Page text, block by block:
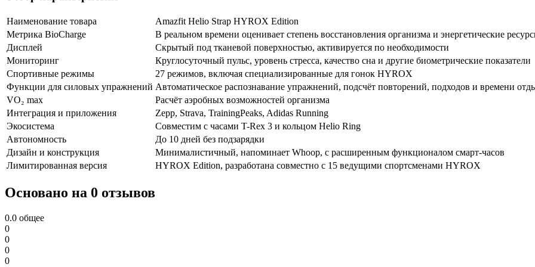
Наименование товара
Amazfit Helio Strap HYROX Edition
Метрика BioCharge
В реальном времени оценивает степень восстановления организма и энергетические
Дисплей
Скрытый под тканевой поверхностью, активируется по необходимости
Мониторинг
Круглосуточный пульс, уровень стресса, качество сна и другие биометрические показатели
Спортивные режимы
27 режимов, включая специализированные для гонок HYROX
Функции для силовых упражнений Автоматическое распознавание упражнений, подсчёт повторений, подходов и времени
VO₂ max
Расчёт аэробных возможностей организма
Интеграция и приложения
Zepp, Strava, TrainingPeaks, Adidas Running
Экосистема
Совместим с часами T-Rex 3 и кольцом Helio Ring
Автономность
До 10 дней без подзарядки
Дизайн и конструкция
Минималистичный, напоминает Whoop, с расширенным функционалом смарт-часов
Лимитированная версия
HYROX Edition, разработана совместно с 15 ведущими спортсменами HYROX
Основано на 0 отзывов
0.0 общее
0
0
0
0